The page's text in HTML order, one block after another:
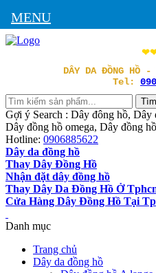
DÂY DA ĐỒNG HỒ -
Tel:
Gợi ý Search : Dây đông hồ,
Dây đồng hồ omega, Dây đồng
Hotline: 0906885622
Dây da đồng hồ
Thay Dây Đồng Hồ
Nhận đặt dây đồng hồ
Thay Dây Da Đồng Hồ Ở
Cửa Hàng Dây Đồng Hồ Tại
Danh mục
Trang chủ
Dây da đồng hồ
MENU